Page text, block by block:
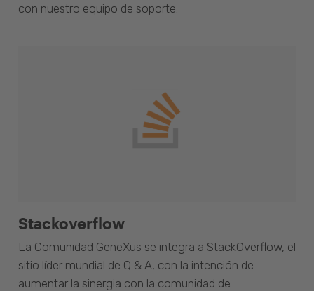
con nuestro equipo de soporte.
Stackoverflow
La Comunidad GeneXus se integra a StackOverflow, el
sitio líder mundial de Q & A, con la intención de
aumentar la sinergia con la comunidad de